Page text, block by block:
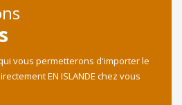
vous permetterons d'importer le
EN ISLANDE chez vous